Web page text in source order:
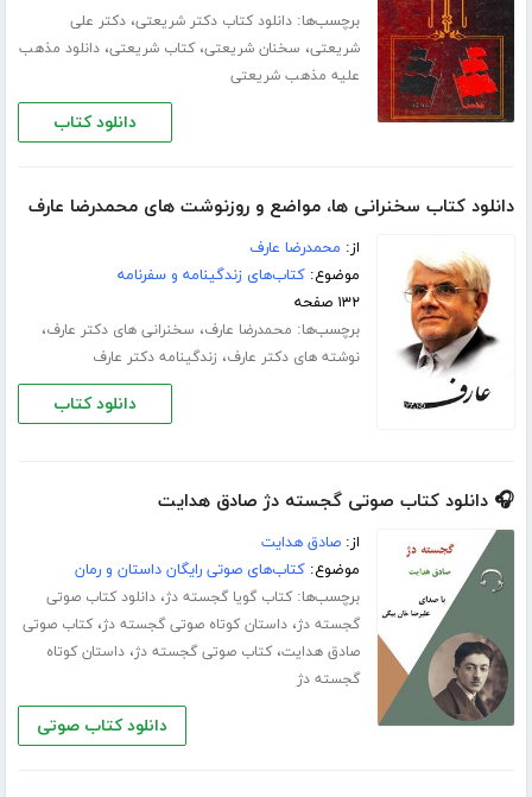
برچسب‌ها:دانلود کتاب دکتر شریعتی،دکتر علی
شریعتی، سخنان شریعتی،کتاب شریعتی،دانلود مذهب
علیه مذهب شریعتی
دانلود کتاب
دانلود کتاب سخنرانی ها، مواضع و روزنوشت های محمدرضا عارف
از: محمدرضا عارف
موضوع:کتاب‌های زندگینامه و سفرنامه
۱۳۲ صفحه
برچسب‌ها: محمدرضا عارف، سخنرانی های دکتر عارف،
نوشته های دکتر عارف، زندگینامه دکتر عارف
دانلود کتاب
🎧 دانلود کتاب صوتی گجسته دژ صادق هدایت
از:صادق هدایت
موضوع:کتاب‌های صوتی رایگان داستان و رمان
برچسب‌ها:کتاب گویا گجسته دژ،دانلود کتاب صوتی
گجسته دژ،داستان کوتاه صوتی گجسته دژ،کتاب صوتی
صادق هدایت،کتاب صوتی گجسته دژ،داستان کوتاه
گجسته دژ
دانلود کتاب صوتی